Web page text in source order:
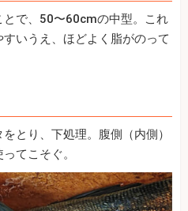
とで、50〜60cmの中型。これ
いうえ、ほどよく脂がのって
とり、下処理。腹側（内側）
てこそぐ。